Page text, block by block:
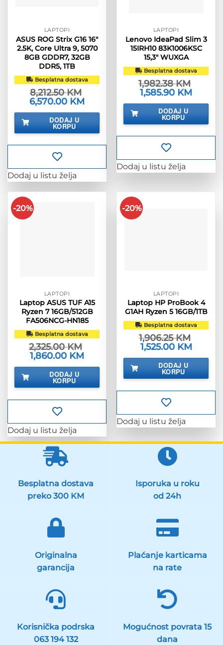
LAPTOPI
ASUS ROG Strix G16 16″
2.5K, Core Ultra 9, 5070
8GB GDDR7, 32GB
DDR5, 1TB
Besplatna dostava
8,212.50KM
Izvorna
cijena
bila
8,212.50 KM.
6,570.00 KM
je:
DODAJ U
KORPU
Dodaj u listu želja
LAPTOPI
Lenovo IdeaPad Slim 3
15IRH10 83K1006KSC
15,3″ WUXGA
Besplatna dostava
1,982.38KM
Izvorna
cijena
bila
1,982.38 KM.
1,585.90 KM
je:
DODAJ U
KORPU
Dodaj u listu želja
-20%
LAPTOPI
Laptop ASUS TUF A15
Ryzen 7 16GB/512GB
FA506NCG-HN185
Besplatna dostava
2,325.00KM
Izvorna
cijena
bila
2,325.00 KM.
1,860.00 KM
je:
DODAJ U
KORPU
Dodaj u listu želja
-20%
LAPTOPI
Laptop HP ProBook 4
G1AH Ryzen 5 16GB/1TB
Besplatna dostava
1,906.25KM
Izvorna
cijena
bila
1,906.25 KM.
1,525.00 KM
je:
DODAJ U
KORPU
Dodaj u listu želja
Besplatna dostava
preko 300 KM
Isporuka u roku
od 24h
Originalna
garancija
Plaćanje karticama
na rate
Korisnička podrska
063 194 132
Mogućnost povrata 15
dana